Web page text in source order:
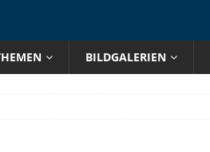
BILDGALERIEN